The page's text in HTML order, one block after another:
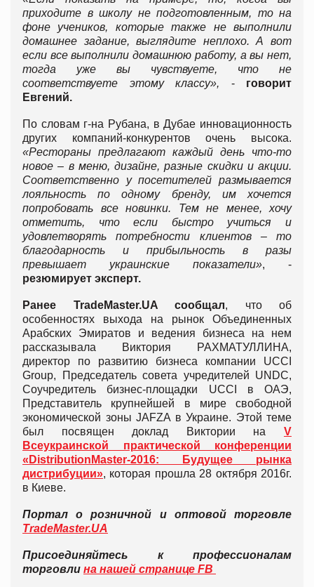
приходите в школу не подготовленным, то на
фоне учеников, которые также не выполнили
домашнее задание, выглядите неплохо. А вот
если все выполнили домашнюю работу, а вы нет,
тогда уже вы чувствуете, что не
соответствуете этому классу», - говорит
Евгений.
По словам г-на Рубана, в Дубае инновационность
других компаний-конкурентов очень высока.
«Рестораны предлагают каждый день что-то
новое – в меню, дизайне, разные скидки и акции.
Соответственно у посетителей размывается
лояльность по одному бренду, им хочется
попробовать все новинки. Тем не менее, хочу
отметить, что если быстро учиться и
удовлетворять потребности клиентов – то
благодарность и прибыльность в разы
превышает украинские показатели», -
резюмирует эксперт.
Ранее TradeMaster.UAсообщал, что об
особенностях выхода на рынок Объединенных
Арабских Эмиратов и ведения бизнеса на нем
рассказывала Виктория РАХМАТУЛЛИНА,
директор по развитию бизнеса компании UCCI
Group, Председатель совета учредителей UNDC,
Соучредитель бизнес-площадки UCCI в ОАЭ,
Представитель крупнейшей в мире свободной
экономической зоны JAFZA в Украине. Этой теме
был посвящен доклад Виктории на V
Всеукраинской практической конференции
«DistributionMaster-2016: Будущее рынка
дистрибуции», которая прошла 28 октября 2016г.
в Киеве.
Портал о розничной и оптовой торговле
TradeMaster.UA
Присоединяйтесь к профессионалам
торговли на нашей странице FB